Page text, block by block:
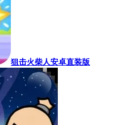
狙击火柴人安卓直装版